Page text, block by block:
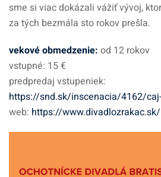
sme si viac dokázali vážiť vývoj,
za tých bezmála sto rokov prešla.
vekové obmedzenie: od 12 rokov
vstupné: 15 €
predpredaj vstupeniek:
https://snd.sk/inscenacia/4162/
web: https://www.divadlozrakac.sk/